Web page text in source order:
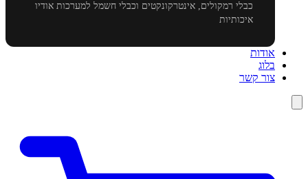
כבלי רמקולים, אינטרקונקטים וכבלי חשמל למערכות אודיו
איכותיות
אודות
בלוג
צור קשר